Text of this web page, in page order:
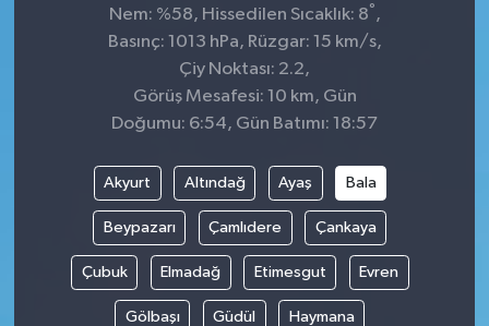
Nem: %58, Hissedilen Sıcaklık: 8° ,
Basınç: 1013 hPa, Rüzgar: 15 km/s,
Çiy Noktası: 2.2,
Görüş Mesafesi: 10 km, Gün
Doğumu: 6:54, Gün Batımı: 18:57
Akyurt Altındağ Ayaş Bala
Beypazarı Çamlıdere Çankaya
Çubuk Elmadağ Etimesgut Evren
Gölbaşı Güdül Haymana